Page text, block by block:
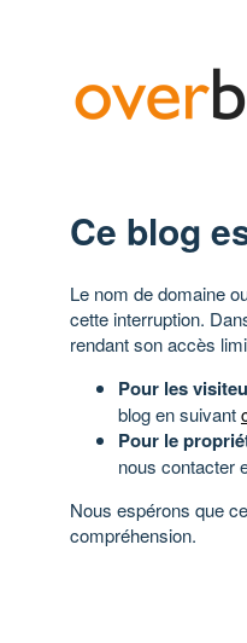
Ce blog
Le nom de domaine
cette interruption.
rendant son accès
Pour les
blog en suivant
Pour le
nous contacter
Nous espérons que
compréhension.